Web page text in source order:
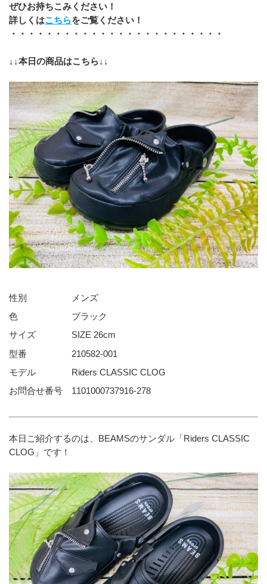
﻿ぜひお持ちこみください！
詳しくはこちらをご覧ください！
・・・・・・・・・・・・・・・・・・・・・・・・
↓↓本日の商品はこちら↓↓
性別     メンズ
色      ブラック
サイズ    SIZE 26cm
型番     210582-001
モデル    Riders CLASSIC CLOG
お問合せ番号 1101000737916-278
本日ご紹介するのは、BEAMSのサンダル「Riders CLASSIC
CLOG」です！